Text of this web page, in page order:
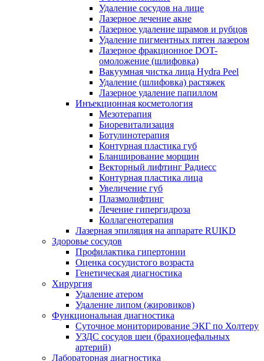
Удаление сосудов на лице
Лазерное лечение акне
Лазерное удаление шрамов и рубцов
Удаление пигментных пятен лазером
Лазерное фракционное DOT-
омоложение (шлифовка)
Вакуумная чистка лица Hydra Peel
Удаление (шлифовка) растяжек
Лазерное удаление папиллом
Инъекционная косметология
Мезотерапия
Биоревитализация
Ботулинотерапия
Контурная пластика губ
Бланширование морщин
Векторный лифтинг Радиесс
Контурная пластика лица
Увеличение губ
Плазмолифтинг
Лечение гипергидроза
Коллагенотерапия
Лазерная эпиляция на аппарате RUIKD
Здоровье сосудов
Профилактика гипертонии
Оценка сосудистого возраста
Генетическая диагностика
Хирургия
Удаление атером
Удаление липом (жировиков)
Функциональная диагностика
Суточное мониторирование ЭКГ по Холтеру
УЗДС сосудов шеи (брахиоцефальных
артерий)
Лабораторная диагностика